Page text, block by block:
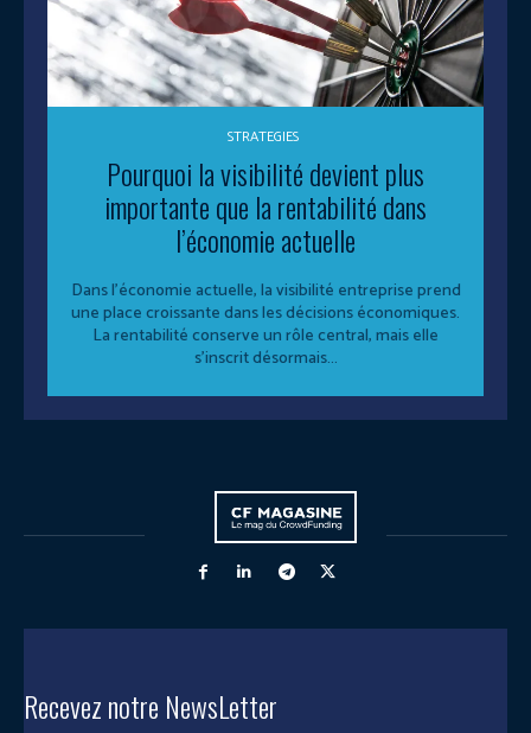
STRATEGIES
Pourquoi la visibilité devient plus
importante que la rentabilité dans
l’économie actuelle
Dans l’économie actuelle, la visibilité entreprise prend
une place croissante dans les décisions économiques.
La rentabilité conserve un rôle central, mais elle
s’inscrit désormais...
Recevez notre NewsLetter